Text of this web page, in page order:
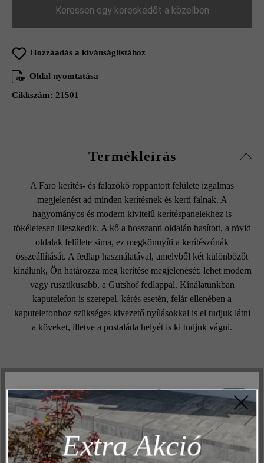
Keressen egy kereskedőt a közelben
Hozzáadás a kívánságlistához
Oldal nyomtatása
Cikkszám: 21501
Termékleírás
A Faro kerítés- és falazókő roppantott felülete izgalmas
megjelenést ad minden kerítésnek és kerti falnak. A
hagyományos és modern kivitelű kerítéspanelekhez is
tökéletesen illeszkedik. A kő a hosszanti oldalán hasított, a rövid
oldalak felülete sima, ez megkönnyíti a kerítészónák
összeállítását. A fedlap használatával, amelyből két különbözőt
kínálunk, Ön határozza meg kerítése megjelenését: lehet modern
vagy rusztikusabb, a Gutshof fedlappal. Kínálatunkban
kaputelefon is szerepel, kérés esetén, felár ellenében a
kaputelefonhoz szükséges kivezető nyílásokkal is el tudjuk látni
a köveket, illetve a postaláda helyét is ki tudjuk vágni.
Felületi struktúra:
struktúrált
Szín:
platina árnyalt
Műszakilag és működéshez szükséges Aktív
Marketing Inaktív
Elemzés Inaktív
Extra Akció